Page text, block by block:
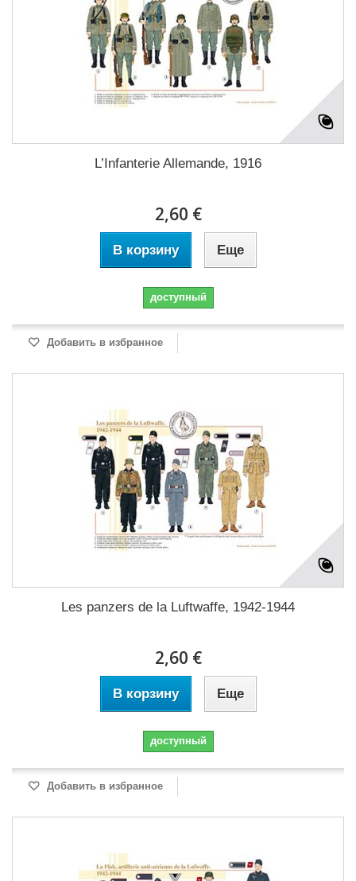
L’Infanterie Allemande, 1916
2,60 €
В корзину Еще
доступный
Добавить в избранное
Les panzers de la Luftwaffe, 1942-1944
2,60 €
В корзину Еще
доступный
Добавить в избранное